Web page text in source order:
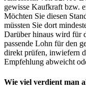
gewisse Kaufkraft bzw.
Möchten Sie diesen
müssten Sie dort
Darüber hinaus wird für
passende Lohn für den
direkt prüfen, inwiefern
Empfehlung abweicht
Wie viel verdient man